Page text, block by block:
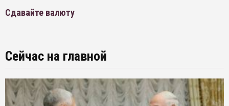
Сдавайте валюту
Сейчас на главной